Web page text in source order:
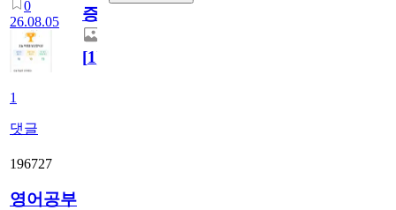
0
26.08.05
1
댓글
증
[1]
196727
영어공부